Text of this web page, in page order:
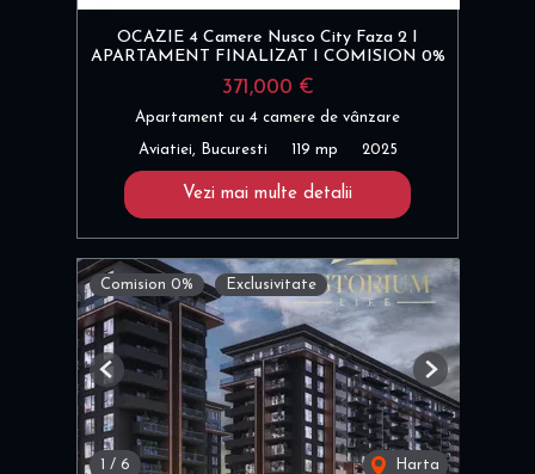
OCAZIE 4 Camere Nusco City Faza 2 I
APARTAMENT FINALIZAT I COMISION 0%
371,000 €
Apartament cu 4 camere de vânzare
Aviatiei, Bucuresti 119 mp 2025
Vezi mai multe detalii
Comision 0% Exclusivitate
1 / 6 Harta
Previous Next